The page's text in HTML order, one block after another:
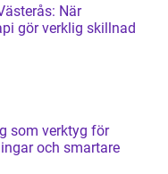
När
gör verklig skillnad
som verktyg för
och smartare